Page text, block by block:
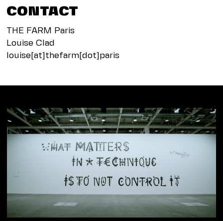
CONTACT
THE FARM Paris
Louise Clad
louise[at]thefarm[dot]paris